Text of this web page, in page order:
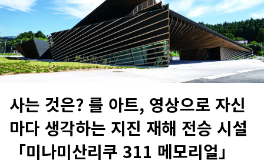
사는 것은? 를 아트, 영상으로 자신
마다 생각하는 지진 재해 전승 시설
「미나미산리쿠 311 메모리얼」